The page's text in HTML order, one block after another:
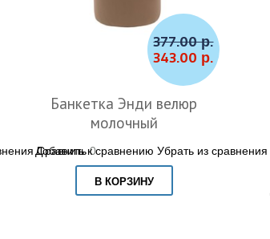
Сравнить 0
377.00 р.
343.00 р.
Банкетка Энди велюр
молочный
Добавить к сравнению Убрать из сравнения
В КОРЗИНУ